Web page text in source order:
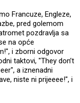
Francuze, Engleze,
pred golemom
pozdravlja sa
na opće
i zborni odgovor
taktovi, "They don’t
a iznenadni
niste ni prijeeee!", i